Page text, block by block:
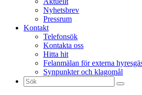
Nyhetsbrev
Pressrum
Kontakt
Telefonsök
Kontakta oss
Hitta hit
Felanmälan för externa
Synpunkter och klagomål
Sök
efter: